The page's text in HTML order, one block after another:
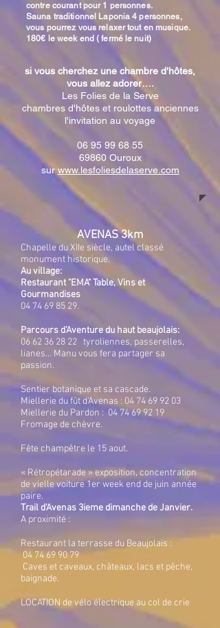
contre courant pour 1 personnes.
Sauna traditionnel Laponia 4 personnes,
vous pourrez vous relaxer tout en musique.
180€ le week end ( fermé le nuit)
si vous cherchez une chambre d'hôtes,
vous allez adorer….
Les Folies de la Serve
chambres d'hôtes et roulottes anciennes
l'invitation au voyage
06 95 99 68 55
69860 Ouroux
surwww.lesfoliesdelaserve.com
AVENAS 3km
Chapelle du XIIe siècle, autel classé
monument historique.
Au village:
Restaurant "EMA" Table, Vins et
Gourmandises
04 74 69 85 29.
Parcours d'Aventure du haut beaujolais:
06 62 36 28 22 tyroliennes, passerelles,
lianes... Manu vous fera partager sa
passion.
Sentier botanique et sa cascade.
Miellerie du fût d'Avenas : 04 74 69 92 03
Miellerie du Pardon : 04 74 69 92 19
Fromage de chèvre.
Fête champêtre le 15 aout.
« Rétropétarade » exposition, concentration
de vielle voiture 1er week end de juin année
paire.
Trail d'Avenas 3ieme dimanche de Janvier.
A proximité :
Restaurant la terrasse du Beaujolais :
04 74 69 90 79
Caves et caveaux, châteaux, lacs et pêche,
baignade.
LOCATION de vélo électrique au col de crie